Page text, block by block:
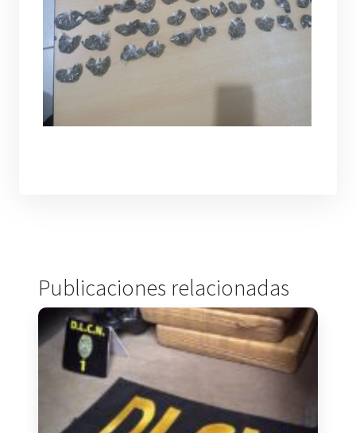
Publicaciones relacionadas